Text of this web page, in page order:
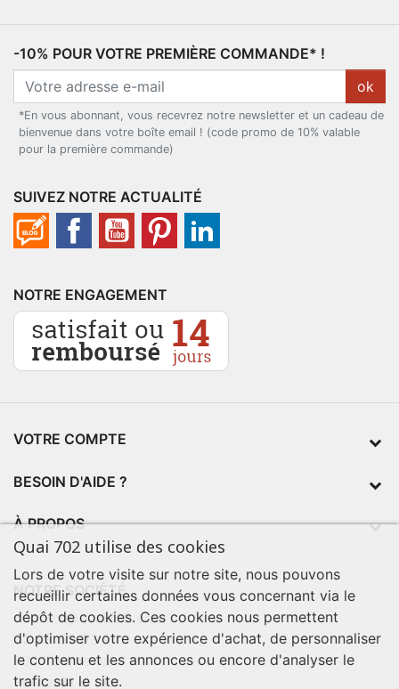
-10% POUR VOTRE PREMIÈRE COMMANDE* !
ok
*En vous abonnant, vous recevrez notre newsletter et un cadeau de
bienvenue dans votre boîte email ! (code promo de 10% valable
pour la première commande)
SUIVEZ NOTRE ACTUALITÉ
NOTRE ENGAGEMENT
VOTRE COMPTE
BESOIN D'AIDE ?
À PROPOS
NOTRE SOCIÉTÉ
contact@quai702.com
02 98 55 93 94
702 Tourne-Ici
Route de la mer
Quai 702 utilise des cookies
Lors de votre visite sur notre site, nous pouvons
recueillir certaines données vous concernant via le
dépôt de cookies. Ces cookies nous permettent
d'optimiser votre expérience d'achat, de personnaliser
le contenu et les annonces ou encore d'analyser le
trafic sur le site.